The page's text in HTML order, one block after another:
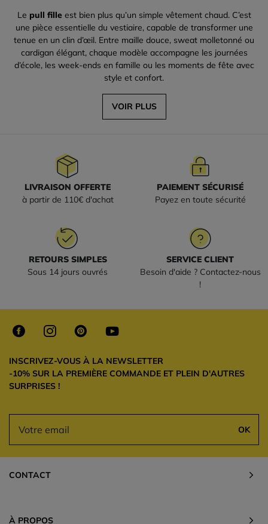
Le pull fille est bien plus qu’un simple vêtement chaud. C’est
une pièce essentielle du vestiaire, capable de transformer une
tenue en un clin d’œil. Entre maille douce, sweat molletonné ou
cardigan élégant, chaque modèle accompagne les journées
d’école, les week-ends en famille ou les moments de fête avec
style et confort.
VOIR PLUS
LIVRAISON OFFERTE
à partir de 110€ d'achat
PAIEMENT SÉCURISÉ
Payez en toute sécurité
RETOURS SIMPLES
Sous 14 jours ouvrés
SERVICE CLIENT
Besoin d'aide ? Contactez-nous
!
INSCRIVEZ-VOUS À LA NEWSLETTER
-10% SUR LA PREMIÈRE COMMANDE ET PLEIN D'AUTRES
SURPRISES !
OK
CONTACT
À PROPOS